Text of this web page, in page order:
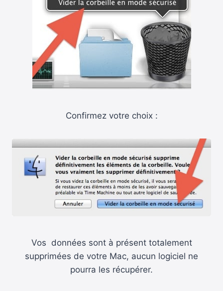
Confirmez votre choix :
Vos données sont à présent totalement
supprimées de votre Mac, aucun logiciel ne
pourra les récupérer.